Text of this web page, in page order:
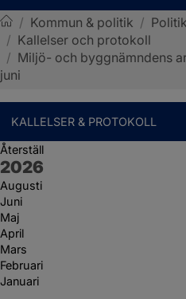
Sotenäs kommun
/ Kommun & politik /
/ Kallelser och protokoll
/ Miljö- och byggnämndens
juni
KALLELSER & PROTOKOLL
Återställ
År:
2026
Augusti
Juni
Maj
April
Mars
Februari
Januari